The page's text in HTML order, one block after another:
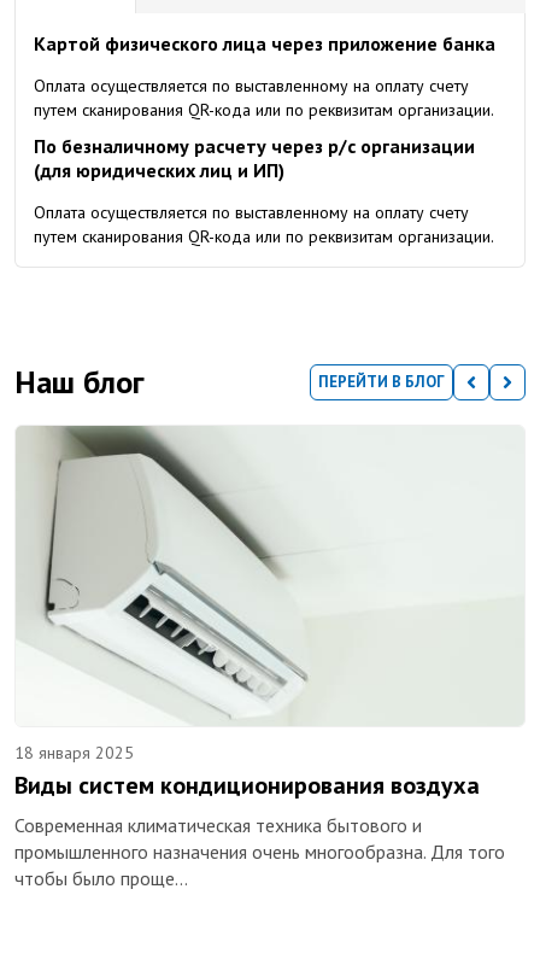
Картой физического лица через приложение банка
Оплата осуществляется по выставленному на оплату счету
путем сканирования QR-кода или по реквизитам организации.
По безналичному расчету через р/с организации
(для юридических лиц и ИП)
Оплата осуществляется по выставленному на оплату счету
путем сканирования QR-кода или по реквизитам организации.
Наш блог ПЕРЕЙТИ В БЛОГ
18 января 2025
Виды систем кондиционирования воздуха
Современная климатическая техника бытового и
промышленного назначения очень многообразна. Для того
чтобы было проще…